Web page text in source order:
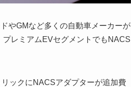
やGMなど多くの自動車メーカーが
レミアムEVセグメントでもNACS
ックにNACSアダプターが追加費